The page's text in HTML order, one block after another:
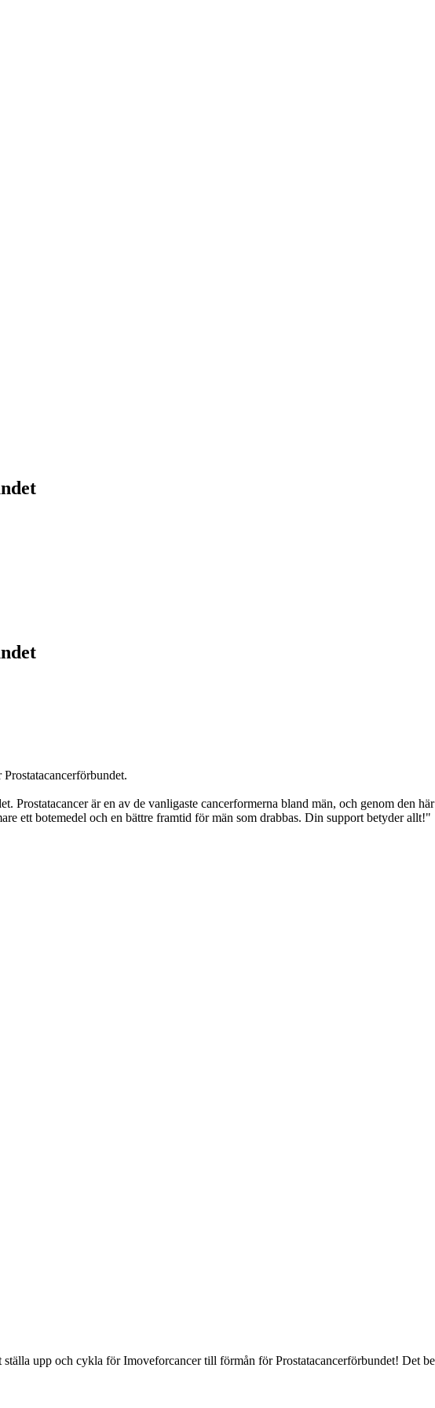
Prostatacancer är en av de vanligaste cancerformerna bland män, och genom den
ett botemedel och en bättre framtid för män som drabbas. Din support betyder allt!"
upp och cykla för Imoveforcancer till förmån för Prostatacancerförbundet! Det